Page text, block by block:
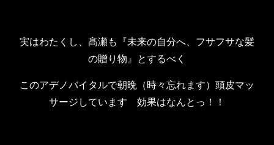
実はわたくし、髙瀬も『未来の自分へ、フサフサな髪
の贈り物』とするべく
このアデノバイタルで朝晩（時々忘れます）頭皮マッ
サージしています 効果はなんとっ！！